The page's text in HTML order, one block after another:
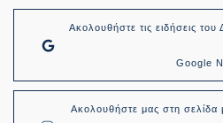
Ακολουθήστε τις ειδήσεις
Google
Ακολουθήστε μας στη